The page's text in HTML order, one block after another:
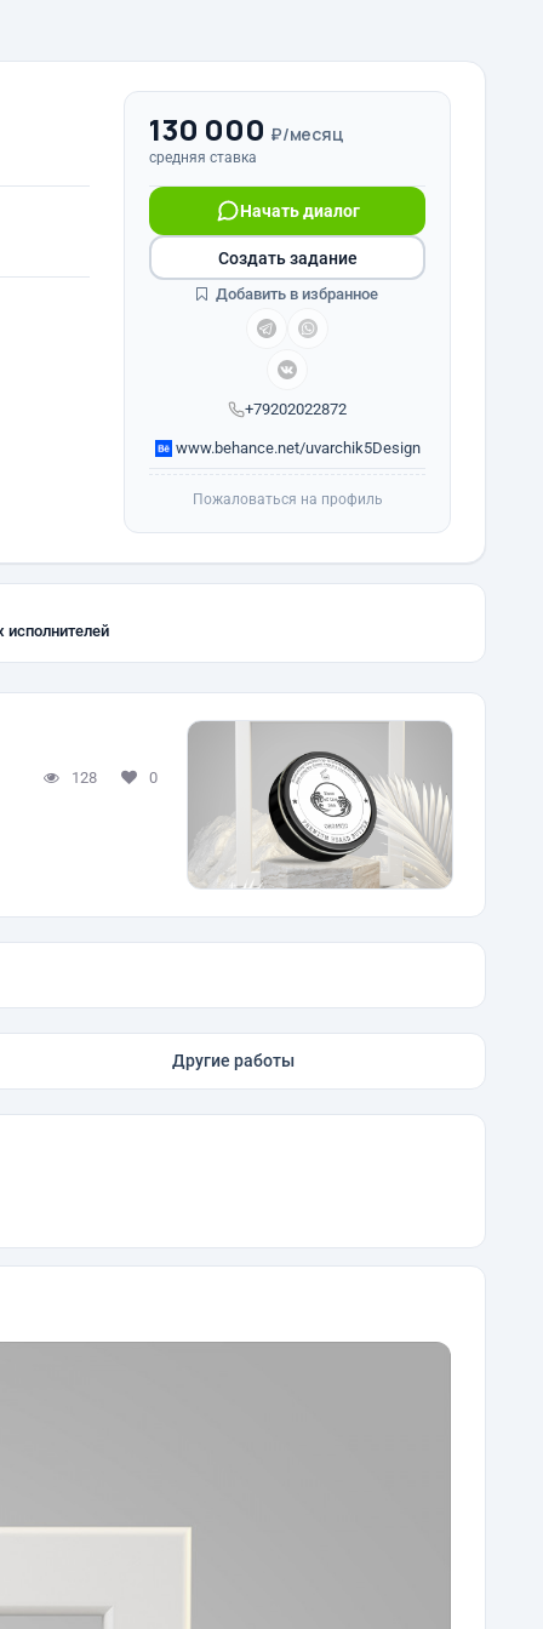
130 000 ₽/месяц
средняя ставка
+79202022872
Начать диалог
www.behance.net/uvarchik5Design
Создать задание
Добавить в избранное
Пожаловаться на профиль
128 0
Другие работы